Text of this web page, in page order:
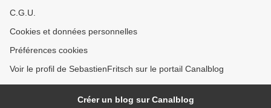
C.G.U.
Cookies et données personnelles
Préférences cookies
Voir le profil de SebastienFritsch sur le portail Canalblog
Créer un blog sur Canalblog